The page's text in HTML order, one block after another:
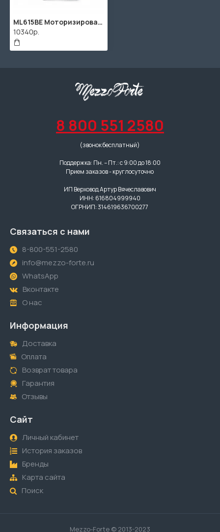
ML615BE Моторизированная световая "голова", 90Вт+зеленый лазер 50мВт, Bi Ray
10340р.
8 800 551 2580
(звонок бесплатный)
Поддержка: Пн. – Пт.: с 9:00 до 18:00
Прием заказов - круглосуточно
ИП Верховод Артур Вячеславович
ИНН: 616804999940
ОГРНИП: 314619636700277
Связаться с нами
8-800-551-2580
info@mezzo-forte.ru
WhatsApp
Вконтакте
О нас
Информация
Доставка
Оплата
Возврат товара
Гарантия
Отзывы
Сайт
Личный кабинет
История заказов
Бренды
Карта сайта
Поиск
Mezzo-Forte © 2013-2023